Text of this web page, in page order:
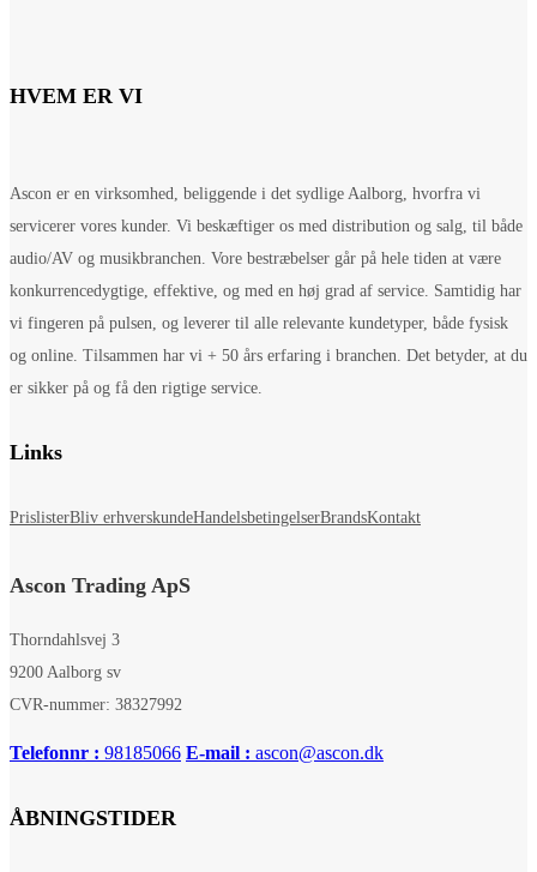
HVEM ER VI
Ascon er en virksomhed, beliggende i det sydlige Aalborg, hvorfra vi
servicerer vores kunder. Vi beskæftiger os med distribution og salg, til både
audio/AV og musikbranchen. Vore bestræbelser går på hele tiden at være
konkurrencedygtige, effektive, og med en høj grad af service. Samtidig har
vi fingeren på pulsen, og leverer til alle relevante kundetyper, både fysisk
og online. Tilsammen har vi + 50 års erfaring i branchen. Det betyder, at du
er sikker på og få den rigtige service.
Links
PrislisterBliv erhverskundeHandelsbetingelserBrandsKontakt
Ascon Trading ApS
Thorndahlsvej 3
9200 Aalborg sv
CVR-nummer: 38327992
Telefonnr : 98185066 E-mail : ascon@ascon.dk
ÅBNINGSTIDER